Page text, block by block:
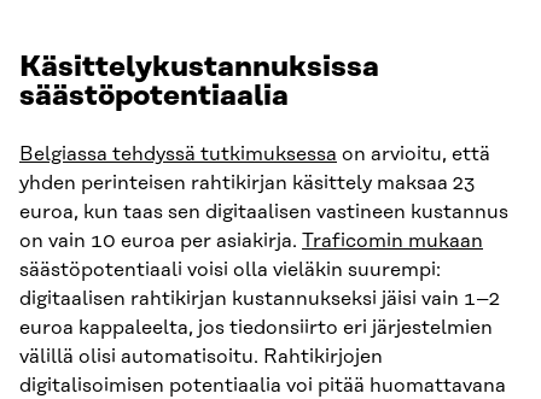
Käsittelykustannuksissa
säästöpotentiaalia
Belgiassa tehdyssä tutkimuksessa on arvioitu, että
yhden perinteisen rahtikirjan käsittely maksaa 23
euroa, kun taas sen digitaalisen vastineen kustannus
on vain 10 euroa per asiakirja. Traficomin mukaan
säästöpotentiaali voisi olla vieläkin suurempi:
digitaalisen rahtikirjan kustannukseksi jäisi vain 1–2
euroa kappaleelta, jos tiedonsiirto eri järjestelmien
välillä olisi automatisoitu. Rahtikirjojen
digitalisoimisen potentiaalia voi pitää huomattavana